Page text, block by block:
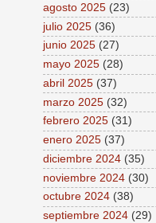
agosto 2025 (23)
julio 2025 (36)
junio 2025 (27)
mayo 2025 (28)
abril 2025 (37)
marzo 2025 (32)
febrero 2025 (31)
enero 2025 (37)
diciembre 2024 (35)
noviembre 2024 (30)
octubre 2024 (38)
septiembre 2024 (29)